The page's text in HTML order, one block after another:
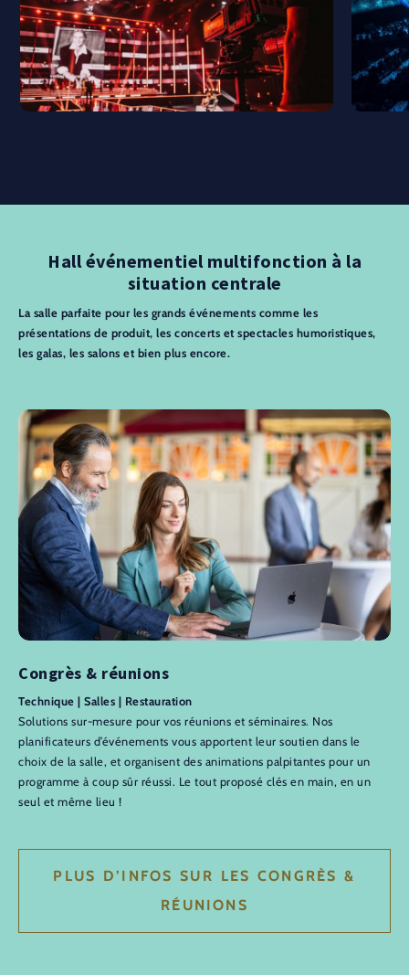
Hall événementiel multifonction à la
situation centrale
La salle parfaite pour les grands événements comme les
présentations de produit, les concerts et spectacles humoristiques,
les galas, les salons et bien plus encore.
Congrès & réunions
Technique | Salles | Restauration
Solutions sur-mesure pour vos réunions et séminaires. Nos
planificateurs d’événements vous apportent leur soutien dans le
choix de la salle, et organisent des animations palpitantes pour un
programme à coup sûr réussi. Le tout proposé clés en main, en un
seul et même lieu !
PLUS D’INFOS SUR LES CONGRÈS &
RÉUNIONS